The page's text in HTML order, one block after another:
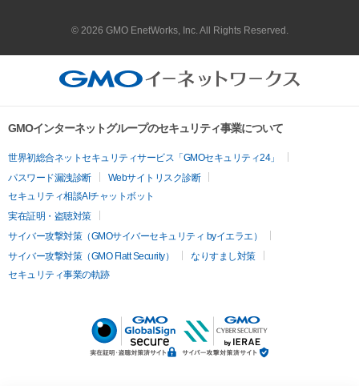
© 2026 GMO EnetWorks, Inc. All Rights Reserved.
GMOインターネットグループのセキュリティ事業について
世界初総合ネットセキュリティサービス「GMOセキュリティ24」
パスワード漏洩診断
Webサイトリスク診断
セキュリティ相談AIチャットボット
実在証明・盗聴対策
サイバー攻撃対策（GMOサイバーセキュリティ byイエラエ）
サイバー攻撃対策（GMO Flatt Security）
なりすまし対策
セキュリティ事業の軌跡